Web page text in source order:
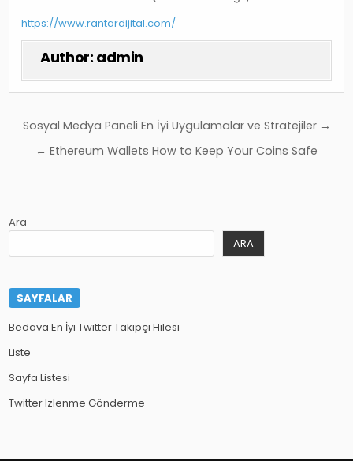
https://www.rantardijital.com/
Author: admin
Yazı
gezinmesi
Sosyal Medya Paneli En İyi Uygulamalar ve Stratejiler →
← Ethereum Wallets How to Keep Your Coins Safe
Ara
ARA
SAYFALAR
Bedava En İyi Twitter Takipçi Hilesi
Liste
Sayfa Listesi
Twitter Izlenme Gönderme